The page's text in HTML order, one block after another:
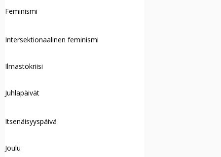
Feminismi
Intersektionaalinen feminismi
Ilmastokriisi
Juhlapäivät
Itsenäisyyspäivä
Joulu